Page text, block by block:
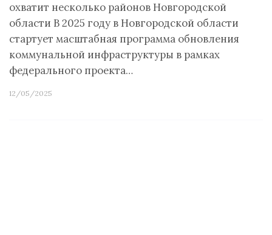
охватит несколько районов Новгородской
области В 2025 году в Новгородской области
стартует масштабная программа обновления
коммунальной инфраструктуры в рамках
федерального проекта…
12/05/2025